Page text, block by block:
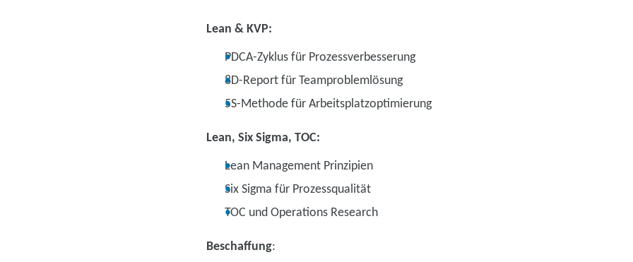
Lean & KVP:
PDCA-Zyklus für Prozessverbesserung
8D-Report für Teamproblemlösung
5S-Methode für Arbeitsplatzoptimierung
Lean, Six Sigma, TOC:
Lean Management Prinzipien
Six Sigma für Prozessqualität
TOC und Operations Research
Beschaffung: